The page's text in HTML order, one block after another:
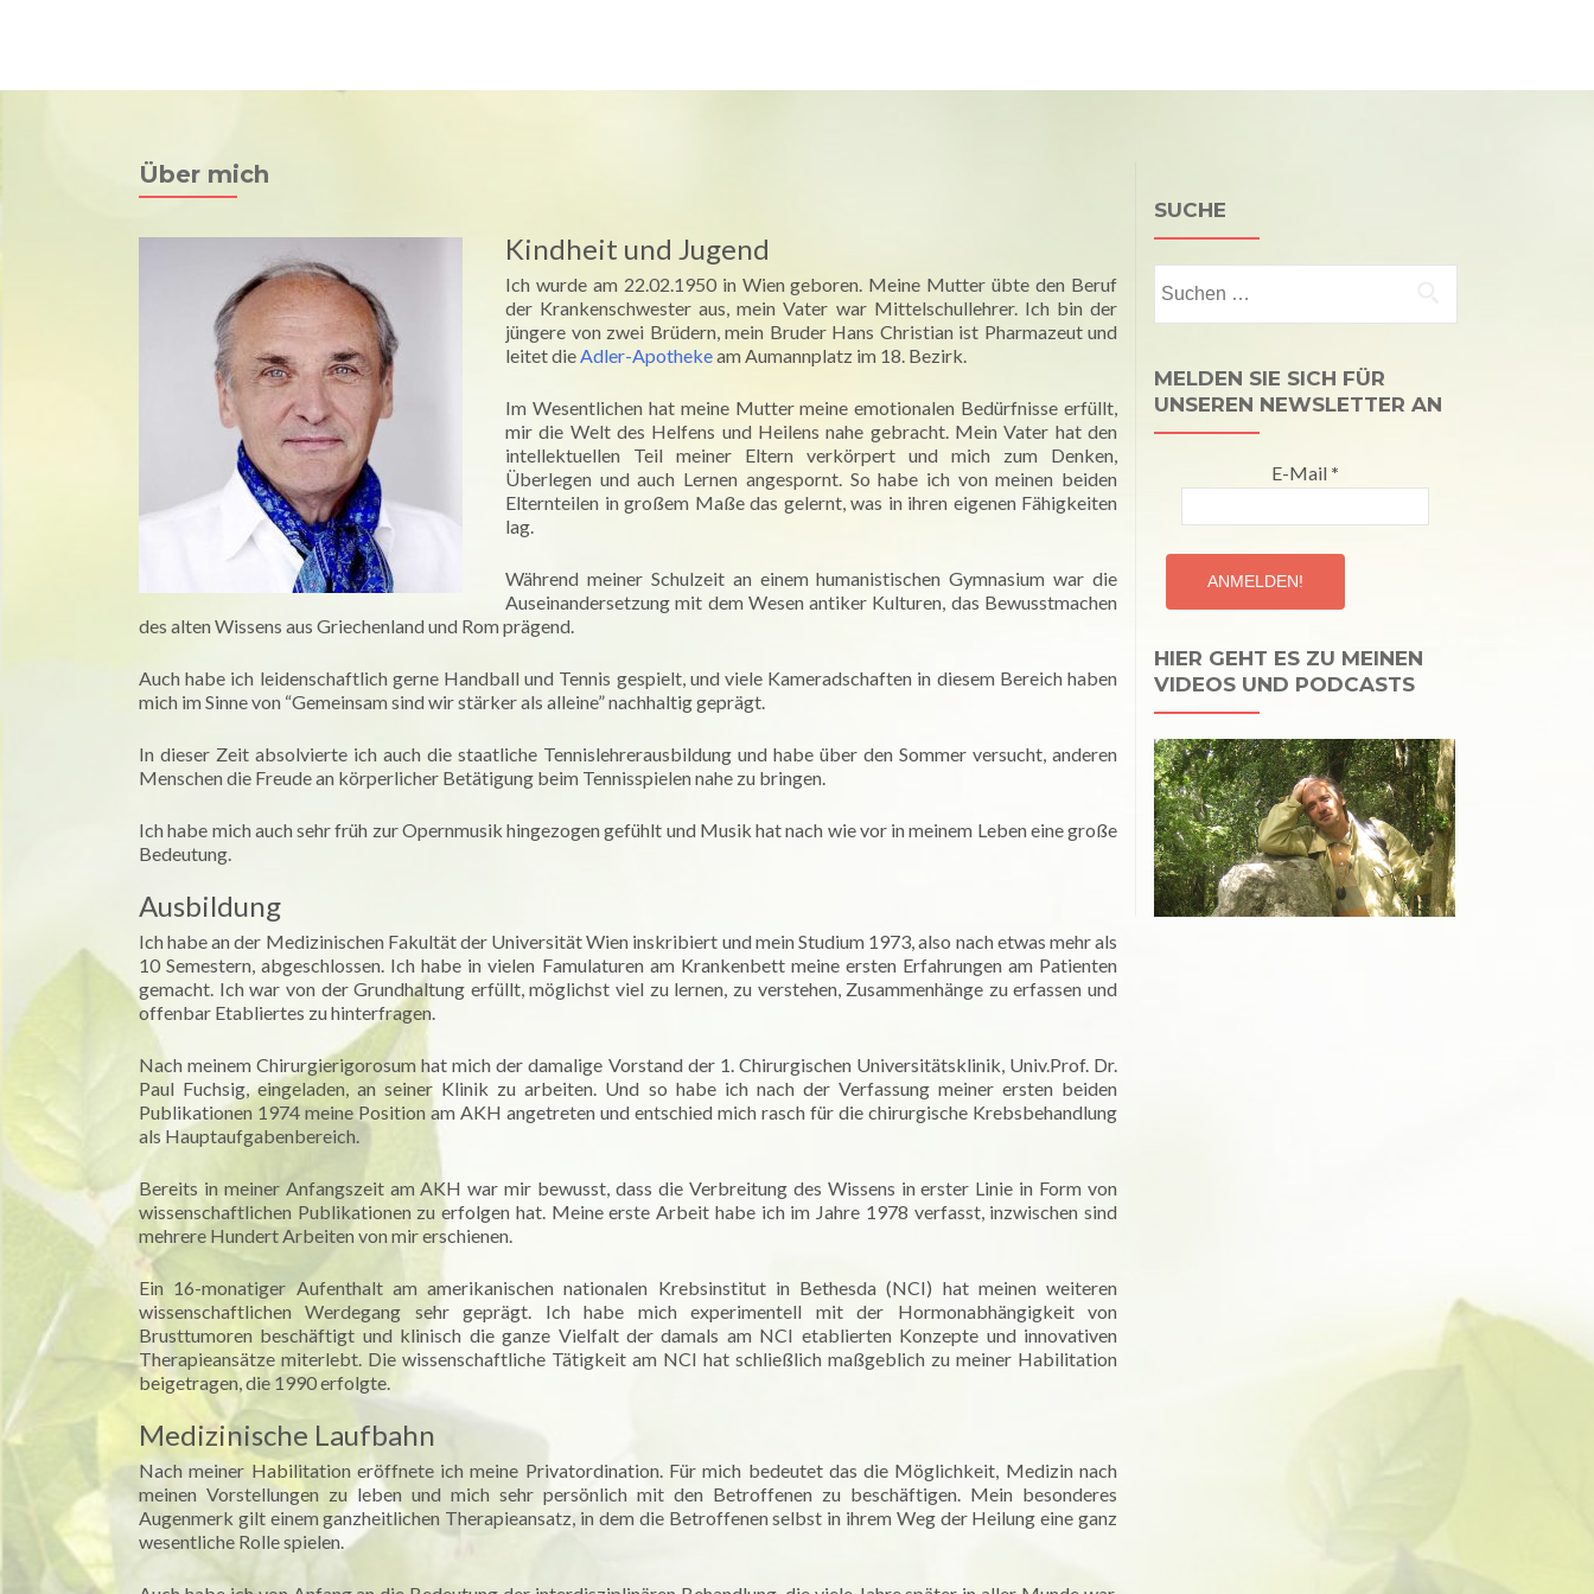
Über mich
Kindheit und Jugend
Ich wurde am 22.02.1950 in Wien geboren. Meine Mutter übte den Beruf
der Krankenschwester aus, mein Vater war Mittelschullehrer. Ich bin der
jüngere von zwei Brüdern, mein Bruder Hans Christian ist Pharmazeut und
leitet dieAdler-Apothekeam Aumannplatz im 18. Bezirk.
Im Wesentlichen hat meine Mutter meine emotionalen Bedürfnisse erfüllt,
mir die Welt des Helfens und Heilens nahe gebracht. Mein Vater hat den
intellektuellen Teil meiner Eltern verkörpert und mich zum Denken,
Überlegen und auch Lernen angespornt. So habe ich von meinen beiden
Elternteilen in großem Maße das gelernt, was in ihren eigenen Fähigkeiten
lag.
Während meiner Schulzeit an einem humanistischen Gymnasium war die
Auseinandersetzung mit dem Wesen antiker Kulturen, das Bewusstmachen
des alten Wissens aus Griechenland und Rom prägend.
Auch habe ich leidenschaftlich gerne Handball und Tennis gespielt, und viele Kameradschaften in diesem Bereich haben
mich im Sinne von “Gemeinsam sind wir stärker als alleine” nachhaltig geprägt.
In dieser Zeit absolvierte ich auch die staatliche Tennislehrerausbildung und habe über den Sommer versucht, anderen
Menschen die Freude an körperlicher Betätigung beim Tennisspielen nahe zu bringen.
Ich habe mich auch sehr früh zur Opernmusik hingezogen gefühlt und Musik hat nach wie vor in meinem Leben eine große
Bedeutung.
Ausbildung
Ich habe an der Medizinischen Fakultät der Universität Wien inskribiert und mein Studium 1973, also nach etwas mehr als
10 Semestern, abgeschlossen. Ich habe in vielen Famulaturen am Krankenbett meine ersten Erfahrungen am Patienten
gemacht. Ich war von der Grundhaltung erfüllt, möglichst viel zu lernen, zu verstehen, Zusammenhänge zu erfassen und
offenbar Etabliertes zu hinterfragen.
Nach meinem Chirurgierigorosum hat mich der damalige Vorstand der 1. Chirurgischen Universitätsklinik, Univ.Prof. Dr.
Paul Fuchsig, eingeladen, an seiner Klinik zu arbeiten. Und so habe ich nach der Verfassung meiner ersten beiden
Publikationen 1974 meine Position am AKH angetreten und entschied mich rasch für die chirurgische Krebsbehandlung
als Hauptaufgabenbereich.
Bereits in meiner Anfangszeit am AKH war mir bewusst, dass die Verbreitung des Wissens in erster Linie in Form von
wissenschaftlichen Publikationen zu erfolgen hat. Meine erste Arbeit habe ich im Jahre 1978 verfasst, inzwischen sind
mehrere Hundert Arbeiten von mir erschienen.
Ein 16-monatiger Aufenthalt am amerikanischen nationalen Krebsinstitut in Bethesda (NCI) hat meinen weiteren
wissenschaftlichen Werdegang sehr geprägt. Ich habe mich experimentell mit der Hormonabhängigkeit von
Brusttumoren beschäftigt und klinisch die ganze Vielfalt der damals am NCI etablierten Konzepte und innovativen
Therapieansätze miterlebt. Die wissenschaftliche Tätigkeit am NCI hat schließlich maßgeblich zu meiner Habilitation
beigetragen, die 1990 erfolgte.
Medizinische Laufbahn
Nach meiner Habilitation eröffnete ich meine Privatordination. Für mich bedeutet das die Möglichkeit, Medizin nach
meinen Vorstellungen zu leben und mich sehr persönlich mit den Betroffenen zu beschäftigen. Mein besonderes
Augenmerk gilt einem ganzheitlichen Therapieansatz, in dem die Betroffenen selbst in ihrem Weg der Heilung eine ganz
wesentliche Rolle spielen.
SUCHE
nach:
MELDEN SIE SICH FÜR
UNSEREN NEWSLETTER AN
E-Mail *
HIER GEHT ES ZU MEINEN
VIDEOS UND PODCASTS